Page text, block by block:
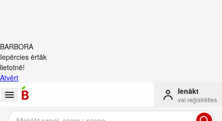
BARBORA
Iepērcies ērtāk
lietotnē!
Atvērt
Ienākt
vai reģistrēties